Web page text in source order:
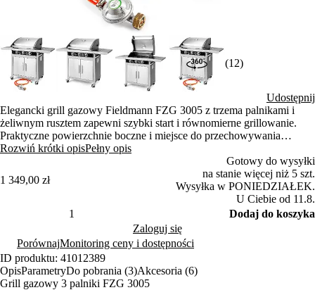
(12)
Udostępnij
Elegancki grill gazowy Fieldmann FZG 3005 z trzema palnikami i
żeliwnym rusztem zapewni szybki start i równomierne grillowanie.
Praktyczne powierzchnie boczne i miejsce do przechowywania
ułatwiają przygotowywanie posiłków. Stabilna konstrukcja z kółkami i
Rozwiń krótki opisPełny opis
1 349,00 zł
Gotowy do wysyłki
na stanie więcej niż 5 szt.
Wysyłka w PONIEDZIAŁEK.
U Ciebie od 11.8.
Dodaj do koszyka
Zaloguj się
PorównajMonitoring ceny i dostępności
ID produktu: 41012389
OpisParametryDo pobrania (3)Akcesoria (6)
Grill gazowy 3 palniki FZG 3005